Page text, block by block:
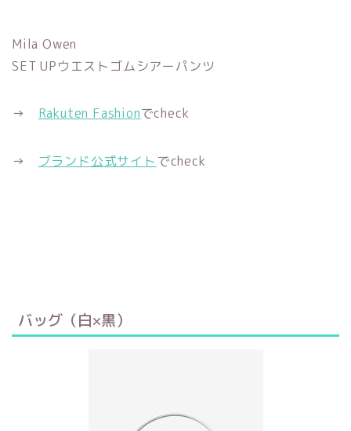
Mila Owen
SET UPウエストゴムシアーパンツ
→ Rakuten Fashionでcheck
→ ブランド公式サイト でcheck
バッグ（白×黒）